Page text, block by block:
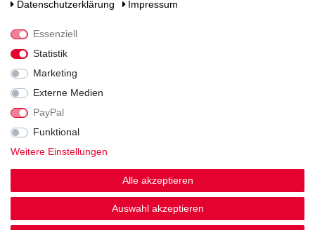
Kundenstimmen
Daten­schutz­erklärung Impressum
Essenziell
Statistik
Marketing
Externe Medien
PayPal
Funktional
Weitere Einstellungen
Alle akzeptieren
Auswahl akzeptieren